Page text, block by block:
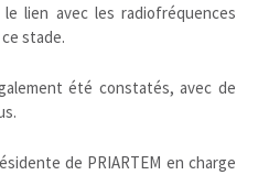
lien avec les radiofréquences
stade.
été constatés, avec de
de PRIARTEM en charge